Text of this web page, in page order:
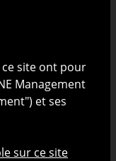
Elevé
site ont pour
Management
et ses
sur ce site